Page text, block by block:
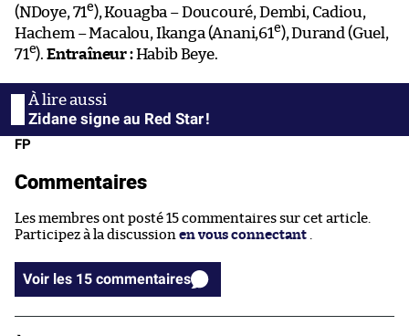
(NDoye, 71e), Kouagba – Doucouré, Dembi, Cadiou,
Hachem – Macalou, Ikanga (Anani,61e), Durand (Guel,
71e). Entraîneur :Habib Beye.
Zidane signe au Red Star !
FP
Commentaires
Les membres ont posté 15 commentaires sur cet article.
Participez à la discussion en vous connectant
Voir les 15 commentaires